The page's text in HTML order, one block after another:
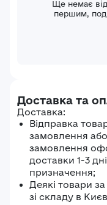
Ще немає
першим,
Доставка та
Доставка:
Відправка
замовлення
замовлення
доставки 1-3
призначення;
Деякі товари
зі складу в